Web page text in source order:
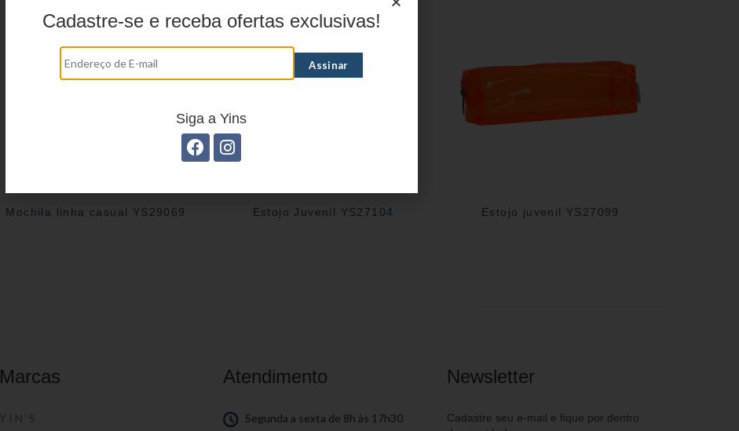
Mochila linha casual YS29069 Estojo Juvenil YS27104 Estojo juvenil YS27099
Marcas
YIN’S
Atendimento
Segunda a sexta de 8h às 17h30
Newsletter
Cadastre seu e-mail e fique por dentro
Cadastre-se e receba ofertas exclusivas!
Siga a Yins